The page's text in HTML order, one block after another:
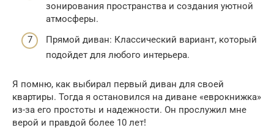
зонирования пространства и создания уютной
атмосферы.
Прямой диван: Классический вариант, который
подойдет для любого интерьера.
Я помню, как выбирал первый диван для своей
квартиры. Тогда я остановился на диване «еврокнижка»
из-за его простоты и надежности. Он прослужил мне
верой и правдой более 10 лет!